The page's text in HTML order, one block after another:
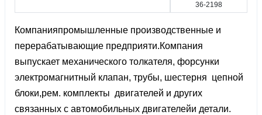
36-2198
Компанияпромышленные производственные и
перерабатывающие предприяти.Компания
выпускает механического толкателя, форсунки
электромагнитный клапан, трубы, шестерня цепной
блоки,рем. комплекты двигателей и других
связанных с автомобильных двигателейи детали.